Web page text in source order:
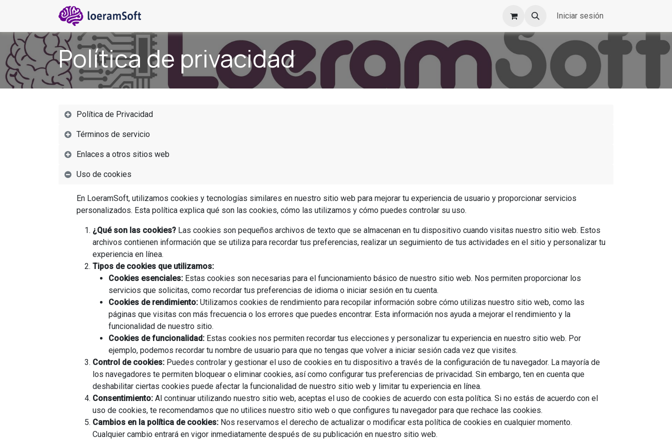
Iniciar sesión
Política de privacidad
Política de Privacidad
Términos de servicio
Enlaces a otros sitios web
Uso de cookies
En LoeramSoft, utilizamos cookies y tecnologías similares en nuestro sitio web para mejorar tu experiencia de usuario y proporcionar servicios
personalizados. Esta política explica qué son las cookies, cómo las utilizamos y cómo puedes controlar su uso.
¿Qué son las cookies? Las cookies son pequeños archivos de texto que se almacenan en tu dispositivo cuando visitas nuestro sitio web. Estos
archivos contienen información que se utiliza para recordar tus preferencias, realizar un seguimiento de tus actividades en el sitio y personalizar tu
experiencia en línea.
Tipos de cookies que utilizamos:
Cookies esenciales: Estas cookies son necesarias para el funcionamiento básico de nuestro sitio web. Nos permiten proporcionar los
servicios que solicitas, como recordar tus preferencias de idioma o iniciar sesión en tu cuenta.
Cookies de rendimiento: Utilizamos cookies de rendimiento para recopilar información sobre cómo utilizas nuestro sitio web, como las
páginas que visitas con más frecuencia o los errores que puedes encontrar. Esta información nos ayuda a mejorar el rendimiento y la
funcionalidad de nuestro sitio.
Cookies de funcionalidad: Estas cookies nos permiten recordar tus elecciones y personalizar tu experiencia en nuestro sitio web. Por
ejemplo, podemos recordar tu nombre de usuario para que no tengas que volver a iniciar sesión cada vez que visites.
Control de cookies: Puedes controlar y gestionar el uso de cookies en tu dispositivo a través de la configuración de tu navegador. La mayoría de
los navegadores te permiten bloquear o eliminar cookies, así como configurar tus preferencias de privacidad. Sin embargo, ten en cuenta que
deshabilitar ciertas cookies puede afectar la funcionalidad de nuestro sitio web y limitar tu experiencia en línea.
Consentimiento: Al continuar utilizando nuestro sitio web, aceptas el uso de cookies de acuerdo con esta política. Si no estás de acuerdo con el
uso de cookies, te recomendamos que no utilices nuestro sitio web o que configures tu navegador para que rechace las cookies.
Cambios en la política de cookies: Nos reservamos el derecho de actualizar o modificar esta política de cookies en cualquier momento.
Cualquier cambio entrará en vigor inmediatamente después de su publicación en nuestro sitio web.